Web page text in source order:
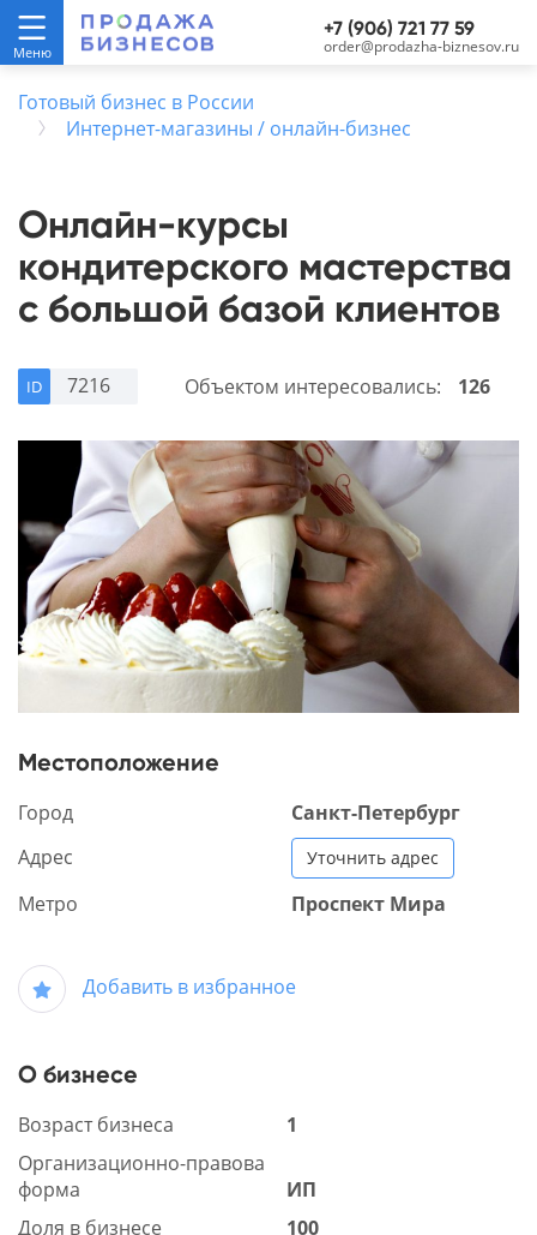
+7 (906) 721 77 59
order@prodazha-biznesov.ru
Готовый бизнес в России
Интернет-магазины / онлайн-бизнес
Онлайн-курсы
кондитерского мастерства
с большой базой клиентов
ID 7216 Объектом интересовались: 126
Местоположение
Город
Санкт-Петербург
Адрес
Уточнить адрес
Метро Проспект Мира
Добавить в избранное
О бизнесе
Возраст бизнеса
1
Организационно-правова
форма
ИП
Доля в бизнесе
100